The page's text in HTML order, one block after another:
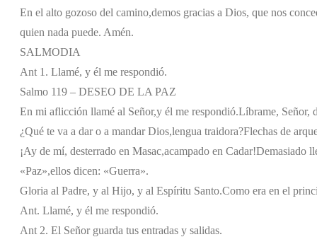
En el alto gozoso del camino,demos gracias a Dios, que nos
quien nada puede. Amén.
SALMODIA
Ant 1. Llamé, y él me respondió.
Salmo 119 – DESEO DE LA PAZ
En mi aflicción llamé al Señor,y él me respondió.Líbrame, Señor,
¿Qué te va a dar o a mandar Dios,lengua traidora?Flechas de
¡Ay de mí, desterrado en Masac,acampado en Cadar!Demasiado
«Paz»,ellos dicen: «Guerra».
Gloria al Padre, y al Hijo, y al Espíritu Santo.Como era en el
Ant. Llamé, y él me respondió.
Ant 2. El Señor guarda tus entradas y salidas.